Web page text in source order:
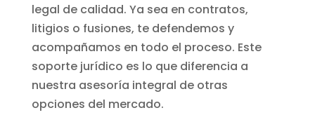
legal de calidad. Ya sea en contratos,
litigios o fusiones, te defendemos y
acompañamos en todo el proceso. Este
soporte jurídico es lo que diferencia a
nuestra asesoría integral de otras
opciones del mercado.